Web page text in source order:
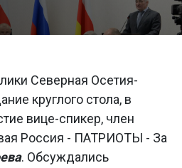
Северная Осетия-
круглого стола, в
вице-спикер, член
Россия - ПАТРИОТЫ - За
. Обсуждались